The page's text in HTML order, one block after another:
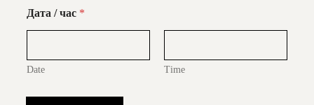
Дата / час *
Date Time